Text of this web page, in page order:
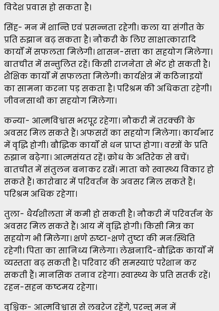
विदेश प्रवास हो सकता है।
सिंह- मन में शान्ति एवं प्रसन्नता रहेगी। कला या संगीत के
प्रति रुझान बढ़ सकता है। नौकरी के लिए साक्षात्कारादि
कार्यों में सफलता मिलेगी। शासन-सत्ता का सहयोग मिलेगा।
बातचीत में सन्तुलित रहें। किसी राजनेता से भेंट हो सकती है।
शैक्षिक कार्यों में सफलता मिलेगी। कार्यक्षेत्र में कठिनाइयों
का सामना करना पड़ सकता है। परिश्रम की अधिकता रहेगी।
जीवनसाथी का सहयोग मिलेगा।
कन्या- आत्मविश्वास भरपूर रहेगा। नौकरी में तरक्की के
अवसर मिल सकते हैं। अफसरों का सहयोग मिलेगा। कार्यभार
में वृद्धि होगी। बौद्धिक कार्यों से धन प्राप्त होगा। वस्त्रों के प्रति
रुझान बढ़ेगा। आत्मसंयत रहें। क्रोध के अतिरेक से बचें।
बातचीत में संतुलन बनाकर रखें। माता को स्वास्थ्य विकार हो
सकते हैं। कारोबार में परिवर्तन के अवसर मिल सकते हैं।
परिश्रम अधिक रहेगा।
तुला- धैर्यशीलता में कमी हो सकती है। नौकरी में परिवर्तन के
अवसर मिल सकते हैं। आय में वृद्धि होगी। किसी मित्र का
सहयोग भी मिलेगा। क्षणे रुष्टा-क्षणे तुष्टा की मनःस्थिति
रहेगी। पिता का सानिध्य मिलेगा। लेखनादि-बौद्धिक कार्यों में
व्यस्तता बढ़ सकती है। परिवार की समस्याएं परेशान कर
सकती हैं। मानसिक तनाव रहेगा। स्वास्थ्य के प्रति सतर्क रहें।
रहन-सहन कष्टमय रहेगा।
वृश्चिक- आत्मविश्वास से लबरेज रहेंगे, परन्तु मन में